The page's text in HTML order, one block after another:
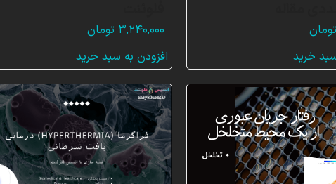
مقاله
تومان
خرید
۳,۲۴۰,۰۰۰ تومان
افزودن به سبد خرید